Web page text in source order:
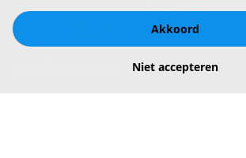
Akkoord
Niet accepteren